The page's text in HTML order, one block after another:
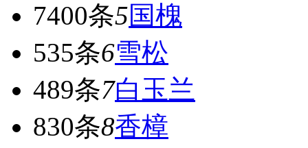
7400条5国槐
535条6雪松
489条7白玉兰
830条8香樟